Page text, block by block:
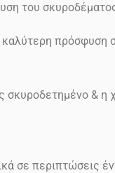
του
πρόσφυση
σκυροδετημένο & η
σε περιπτώσεις